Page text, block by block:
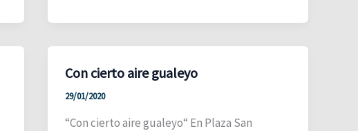
Con cierto aire gualeyo
29/01/2020
“Con cierto aire gualeyo“ En Plaza San